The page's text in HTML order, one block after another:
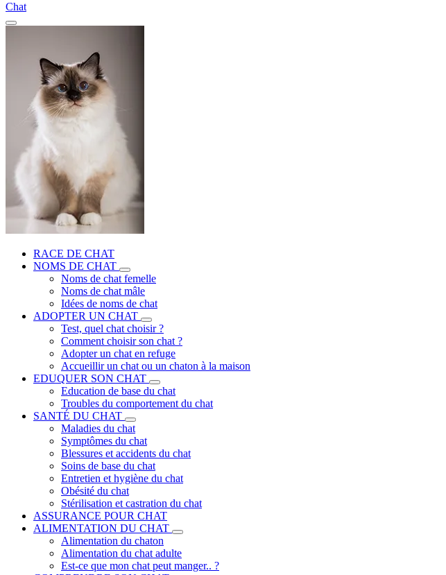
Chat
RACE DE CHAT
NOMS DE CHAT
Noms de chat femelle
Noms de chat mâle
Idées de noms de chat
ADOPTER UN CHAT
Test, quel chat choisir ?
Comment choisir son chat ?
Adopter un chat en refuge
Accueillir un chat ou un chaton à la maison
EDUQUER SON CHAT
Education de base du chat
Troubles du comportement du chat
SANTÉ DU CHAT
Maladies du chat
Symptômes du chat
Blessures et accidents du chat
Soins de base du chat
Entretien et hygiène du chat
Obésité du chat
Stérilisation et castration du chat
ASSURANCE POUR CHAT
ALIMENTATION DU CHAT
Alimentation du chaton
Alimentation du chat adulte
Est-ce que mon chat peut manger.. ?